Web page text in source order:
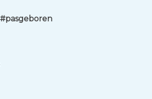
#pasgeboren